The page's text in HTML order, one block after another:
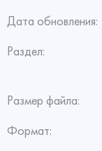
Дата обновления:
Раздел:
Размер файла:
Формат: